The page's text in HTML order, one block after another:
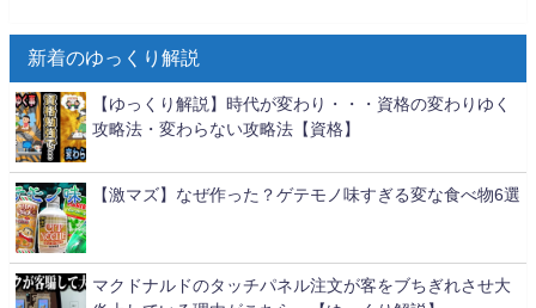
新着のゆっくり解説
【ゆっくり解説】時代が変わり・・・資格の変わりゆく
攻略法・変わらない攻略法【資格】
【激マズ】なぜ作った？ゲテモノ味すぎる変な食べ物6選
マクドナルドのタッチパネル注文が客をブちぎれさせ大